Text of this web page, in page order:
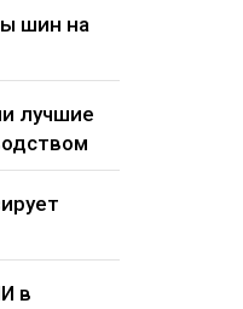
шин на
лучшие
в